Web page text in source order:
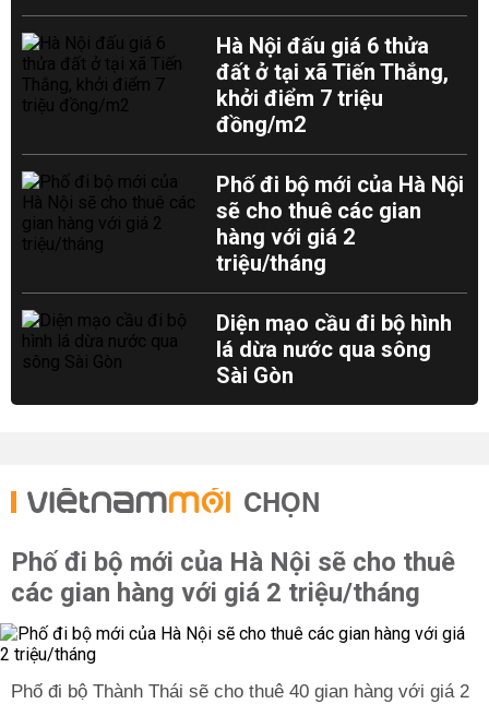
Hà Nội đấu giá 6 thửa
đất ở tại xã Tiến Thắng,
khởi điểm 7 triệu
đồng/m2
Phố đi bộ mới của Hà Nội
sẽ cho thuê các gian
hàng với giá 2
triệu/tháng
Diện mạo cầu đi bộ hình
lá dừa nước qua sông
Sài Gòn
CHỌN
Phố đi bộ mới của Hà Nội sẽ cho thuê
các gian hàng với giá 2 triệu/tháng
Phố đi bộ Thành Thái sẽ cho thuê 40 gian hàng với giá 2